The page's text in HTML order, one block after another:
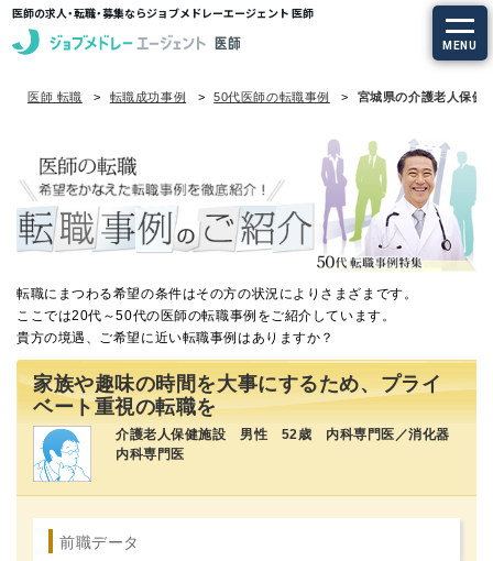
医師の求人・転職・募集ならジョブメドレーエージェント 医師
MENU
求人を探す
常勤の求人
定期非常勤の求人
エージェントサービス
エージェントサービスTOP
サービスの流れ
キャリアアドバイザー紹介
医師 転職 転職成功事例 50代医師の転職事例 宮城県の介護老人保健
転職にまつわる希望の条件はその方の状況によりさまざまです。
ここでは20代～50代の医師の転職事例をご紹介しています。
貴方の境遇、ご希望に近い転職事例はありますか？
家族や趣味の時間を大事にするため、プライ
ベート重視の転職を
介護老人保健施設 男性 52歳 内科専門医／消化器
内科専門医